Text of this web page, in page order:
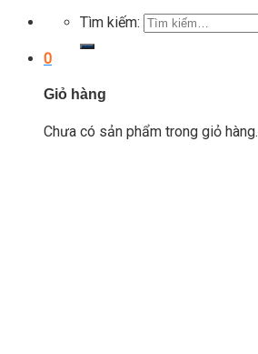
Tìm kiếm:
0
Giỏ hàng
Chưa có sản phẩm trong giỏ hàng.